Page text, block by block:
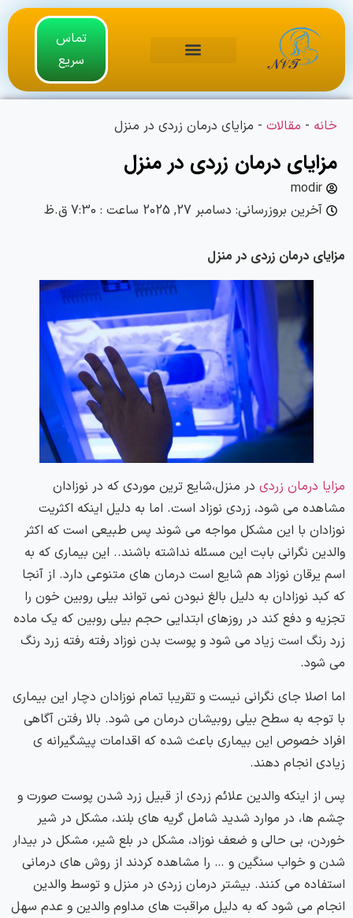
تماس
سریع
خانه - مقالات - مزایای درمان زردی در منزل
مزایای درمان زردی در منزل
modir
آخرین بروزرسانی: دسامبر 27, 2025 ساعت :
7:30 ق.ظ
مزایای درمان زردی در منزل
مزایا درمان زردی در منزل،شایع ترین موردی که در نوزادان
مشاهده می شود، زردی نوزاد است. اما به دلیل اینکه اکثریت
نوزادان با این مشکل مواجه می شوند پس طبیعی است که اکثر
والدین نگرانی بابت این مسئله نداشته باشند.. این بیماری که به
اسم یرقان نوزاد هم شایع است درمان های متنوعی دارد. از آنجا
که کبد نوزادان به دلیل بالغ نبودن نمی تواند بیلی روبین خون را
تجزیه و دفع کند در روزهای ابتدایی حجم بیلی روبین که یک ماده
زرد رنگ است زیاد می شود و پوست بدن نوزاد رفته رفته زرد رنگ
می شود.
اما اصلا جای نگرانی نیست و تقریبا تمام نوزادان دچار این بیماری
با توجه به سطح بیلی روبیشان درمان می شود. بالا رفتن آگاهی
افراد خصوص این بیماری باعث شده که اقدامات پیشگیرانه ی
زیادی انجام دهند.
پس از اینکه والدین علائم زردی از قبیل زرد شدن پوست صورت و
چشم ها، در موارد شدید شامل گریه های بلند، مشکل در شیر
خوردن، بی حالی و ضعف نوزاد، مشکل در بلع شیر، مشکل در بیدار
شدن و خواب سنگین و … را مشاهده کردند از روش های درمانی
استفاده می کنند. بیشتر درمان زردی در منزل و توسط والدین
انجام می شود که به دلیل مراقبت های مداوم والدین و عدم سهل